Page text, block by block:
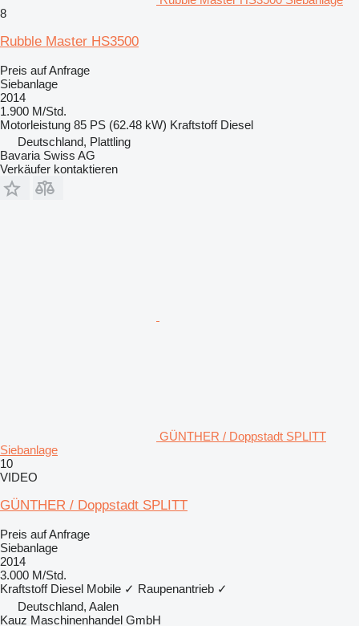
8
Rubble Master HS3500
Preis auf Anfrage
Siebanlage
2014
1.900 M/Std.
Motorleistung 85 PS (62.48 kW) Kraftstoff Diesel
Deutschland, Plattling
Bavaria Swiss AG
Verkäufer kontaktieren
GÜNTHER / Doppstadt SPLITT
Siebanlage
10
VIDEO
GÜNTHER / Doppstadt SPLITT
Preis auf Anfrage
Siebanlage
2014
3.000 M/Std.
Kraftstoff Diesel Mobile ✓ Raupenantrieb ✓
Deutschland, Aalen
Kauz Maschinenhandel GmbH